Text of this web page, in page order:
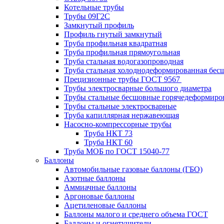
Котельные трубы
Трубы 09Г2С
Замкнутый профиль
Профиль гнутый замкнутый
Труба профильная квадратная
Труба профильная прямоугольная
Труба стальная водогазопроводная
Труба стальная холоднодеформированная
Прецизионные трубы ГОСТ 9567
Трубы электросварные большого диаметра
Трубы стальные бесшовные
Трубы стальные электросварные
Труба капиллярная нержавеющая
Насосно-компрессорные трубы
Труба НКТ 73
Труба НКТ 60
Труба МОБ по ГОСТ 15040-77
Баллоны
Автомобильные газовые баллоны (ГБО)
Азотные баллоны
Аммиачные баллоны
Аргоновые баллоны
Ацетиленовые баллоны
Баллоны малого и среднего объема ГОСТ